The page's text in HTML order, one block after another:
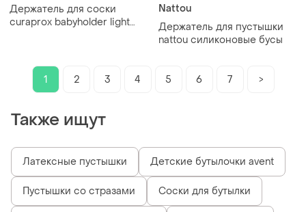
Держатель для соски
curaprox babyholder light
Nattou
Держатель для пустышки
nattou силиконовые бусы
1 2 3 4 5 6 7 >
Также ищут
Латексные пустышки Детские бутылочки avent
Пустышки со стразами Соски для бутылки